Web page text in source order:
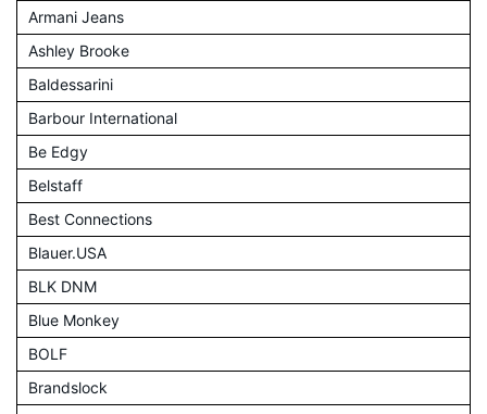
Armani Jeans
Ashley Brooke
Baldessarini
Barbour International
Be Edgy
Belstaff
Best Connections
Blauer.USA
BLK DNM
Blue Monkey
BOLF
Brandslock